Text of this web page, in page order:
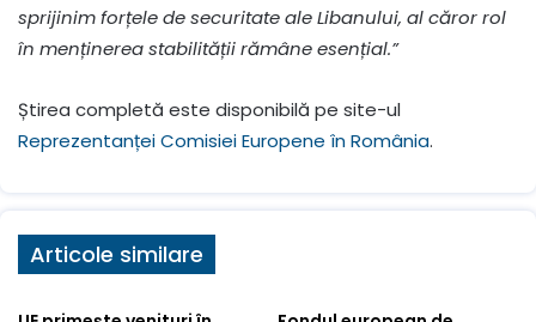
sprijinim forțele de securitate ale Libanului, al căror rol
în menținerea stabilității rămâne esențial.”
Știrea completă este disponibilă pe site-ul
Reprezentanței Comisiei Europene în România.
Articole similare